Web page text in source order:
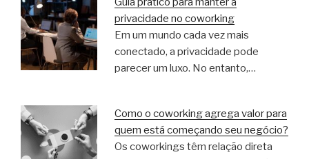
privacidade no coworking
Em um mundo cada vez mais
conectado, a privacidade pode
parecer um luxo. No entanto,…
Como o coworking agrega valor para
quem está começando seu negócio?
Os coworkings têm relação direta